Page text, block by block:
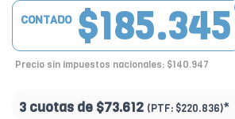
$185.345
CONTADO
Precio sin impuestos nacionales: $140.947
3 cuotas de $73.612 (PTF: $220.836)*